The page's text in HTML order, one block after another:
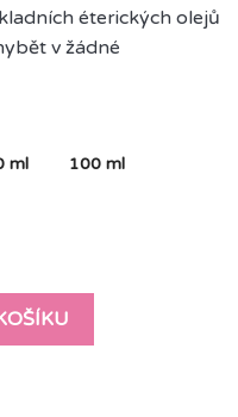
éterických olejů
v žádné
ml 100 ml